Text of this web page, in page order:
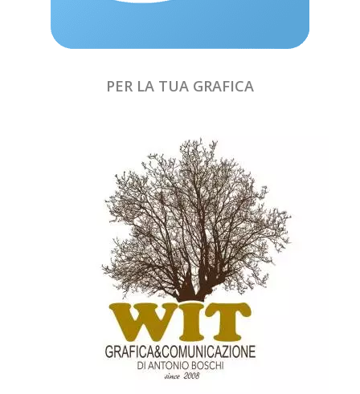
PER LA TUA GRAFICA